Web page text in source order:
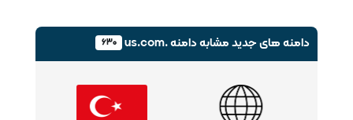
دامنه های جدیدمشابه دامنه .us.com ۶۳۰